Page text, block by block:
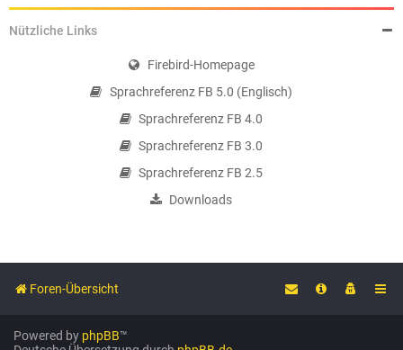
Nützliche Links
Firebird-Homepage
Sprachreferenz FB 5.0 (Englisch)
Sprachreferenz FB 4.0
Sprachreferenz FB 3.0
Sprachreferenz FB 2.5
Downloads
Foren-Übersicht
Powered by phpBB™